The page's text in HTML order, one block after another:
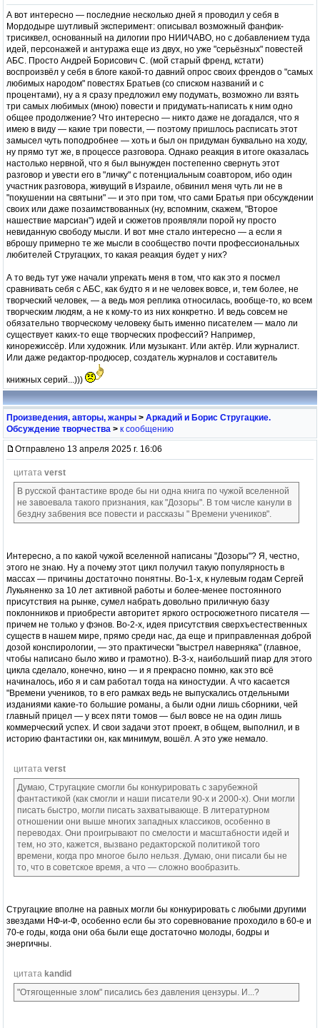
А вот интересно — последние несколько дней я проводил у себя в
Мордодыре шутливый эксперимент: описывал возможный фанфик-
трисиквел, основанный на дилогии про НИИЧАВО, но с добавлением туда
идей, персонажей и антуража еще из двух, но уже "серьёзных" повестей
АБС. Просто Андрей Борисович С. (мой старый френд, кстати)
воспроизвёл у себя в блоге какой-то давний опрос своих френдов о "самых
любимых народом" повестях Братьев (со списком названий и с
процентами), ну а я сразу предложил ему подумать, возможно ли взять
три самых любимых (мною) повести и придумать-написать к ним одно
общее продолжение? Что интересно — никто даже не догадался, что я
имею в виду — какие три повести, — поэтому пришлось расписать этот
замысел чуть поподробнее — хоть и был он придуман буквально на ходу,
ну прямо тут же, в процессе разговора. Однако реакция в итоге оказалась
настолько нервной, что я был вынужден постепенно свернуть этот
разговор и увести его в "личку" с потенциальным соавтором, ибо один
участник разговора, живущий в Израиле, обвинил меня чуть ли не в
"покушении на святыни" — и это при том, что сами Братья при обсуждении
своих или даже позаимствованных (ну, вспомним, скажем, "Второе
нашествие марсиан") идей и сюжетов проявляли порой ну просто
невиданную свободу мысли. И вот мне стало интересно — а если я
вброшу примерно те же мысли в сообщество почти профессиональных
любителей Стругацких, то какая реакция будет у них?
А то ведь тут уже начали упрекать меня в том, что как это я посмел
сравнивать себя с АБС, как будто я и не человек вовсе, и, тем более, не
творческий человек, — а ведь моя реплика относилась, вообще-то, ко всем
творческим людям, а не к кому-то из них конкретно. И ведь совсем не
обязательно творческому человеку быть именно писателем — мало ли
существует каких-то еще творческих профессий? Например,
кинорежиссёр. Или художник. Или музыкант. Или актёр. Или журналист.
Или даже редактор-продюсер, создатель журналов и составитель
книжных серий...)))
Произведения, авторы, жанры > Аркадий и Борис Стругацкие.
Обсуждение творчества > к сообщению
Отправлено 13 апреля 2025 г. 16:06
цитата verst
В русской фантастике вроде бы ни одна книга по чужой вселенной
не завоевала такого признания, как "Дозоры". В том числе канули в
бездну забвения все повести и рассказы " Времени учеников".
Интересно, а по какой чужой вселенной написаны "Дозоры"? Я, честно,
этого не знаю. Ну а почему этот цикл получил такую популярность в
массах — причины достаточно понятны. Во-1-х, к нулевым годам Сергей
Лукьяненко за 10 лет активной работы и более-менее постоянного
присутствия на рынке, сумел набрать довольно приличную базу
поклонников и приобрести авторитет яркого остросюжетного писателя —
причем не только у фэнов. Во-2-х, идея присутствия сверхъестественных
существ в нашем мире, прямо среди нас, да еще и приправленная доброй
дозой конспирологии, — это практически "выстрел наверняка" (главное,
чтобы написано было живо и грамотно). В-3-х, наибольший пиар для этого
цикла сделало, конечно, кино — и я прекрасно помню, как это всё
начиналось, ибо я и сам работал тогда на киностудии. А что касается
"Времени учеников, то в его рамках ведь не выпускались отдельными
изданиями какие-то большие романы, а были одни лишь сборники, чей
главный прицел — у всех пяти томов — был вовсе не на один лишь
коммерческий успех. И свои задачи этот проект, в общем, выполнил, и в
историю фантастики он, как минимум, вошёл. А это уже немало.
цитата verst
Думаю, Стругацкие смогли бы конкурировать с зарубежной
фантастикой (как смогли и наши писатели 90-х и 2000-х). Они могли
писать быстро, могли писать захватывающе. В литературном
отношении они выше многих западных классиков, особенно в
переводах. Они проигрывают по смелости и масштабности идей и
тем, но это, кажется, вызвано редакторской политикой того
времени, когда про многое было нельзя. Думаю, они писали бы не
то, что в советское время, а что — сложно вообразить.
Стругацкие вполне на равных могли бы конкурировать с любыми другими
звездами НФ-и-Ф, особенно если бы это соревнование проходило в 60-е и
70-е годы, когда они оба были еще достаточно молоды, бодры и
энергичны.
цитата kandid
"Отягощенные злом" писались без давления цензуры. И...?